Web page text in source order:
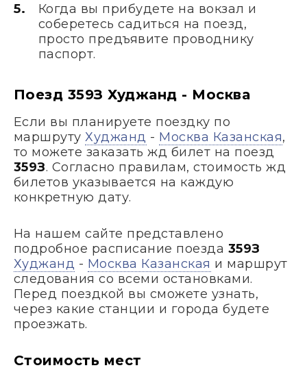
Когда вы прибудете на вокзал и
соберетесь садиться на поезд,
просто предъявите проводнику
паспорт.
Поезд 359З Худжанд - Москва
Если вы планируете поездку по
маршрутуХуджанд - Москва Казанская,
то можете заказать жд билет на поезд
359З. Согласно правилам, стоимость жд
билетов указывается на каждую
конкретную дату.
На нашем сайте представлено
подробное расписание поезда 359З
Худжанд - Москва Казанская и маршрут
следования со всеми остановками.
Перед поездкой вы сможете узнать,
через какие станции и города будете
проезжать.
Стоимость мест